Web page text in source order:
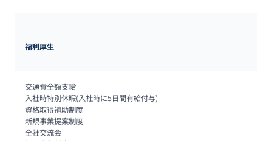
福利厚生
交通費全額支給
入社時特別休暇(入社時に5日間有給付与)
資格取得補助制度
新規事業提案制度
全社交流会